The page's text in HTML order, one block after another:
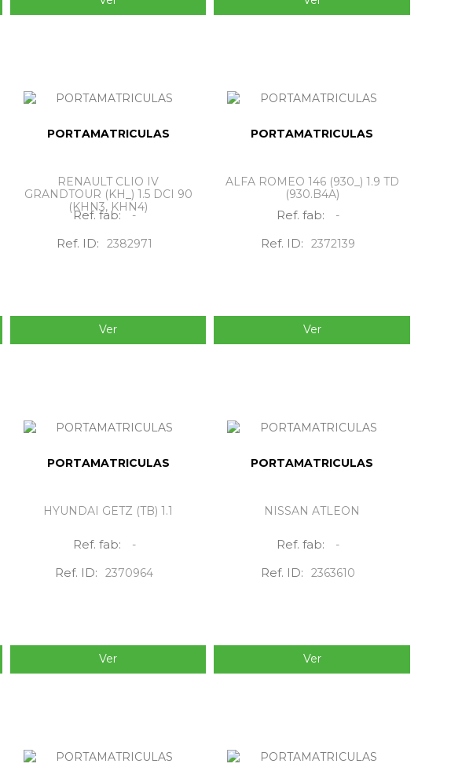
PORTAMATRICULAS
RENAULT CLIO IV
GRANDTOUR (KH_) 1.5 DCI 90
(KHN3, KHN4)
Ref. fab: -
Ref. ID: 2382971
Ver
PORTAMATRICULAS
ALFA ROMEO 146 (930_) 1.9 TD
(930.B4A)
Ref. fab: -
Ref. ID: 2372139
Ver
PORTAMATRICULAS
HYUNDAI GETZ (TB) 1.1
Ref. fab: -
Ref. ID: 2370964
Ver
PORTAMATRICULAS
NISSAN ATLEON
Ref. fab: -
Ref. ID: 2363610
Ver